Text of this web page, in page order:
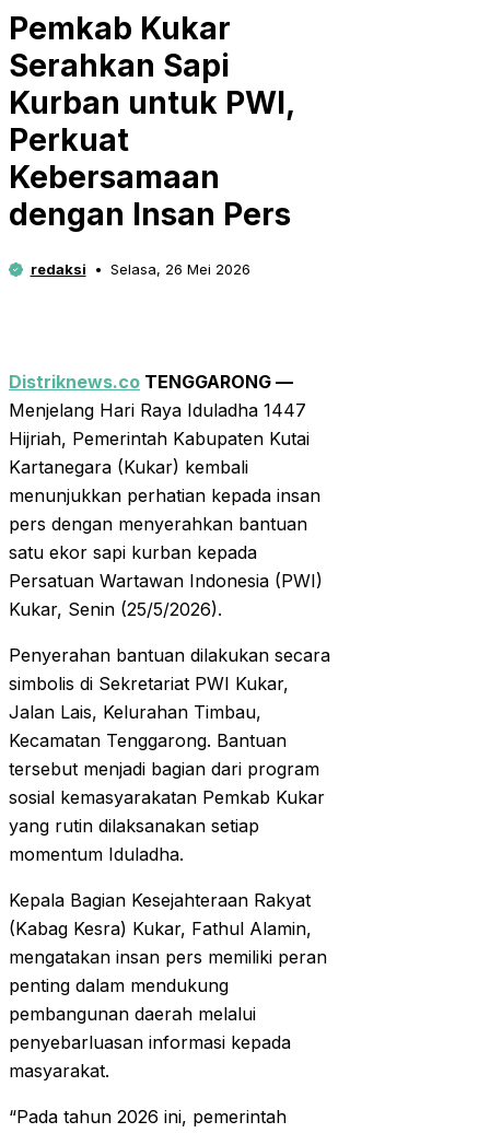
Pemkab Kukar
Serahkan Sapi
Kurban untuk PWI,
Perkuat
Kebersamaan
dengan Insan Pers
redaksi Selasa, 26 Mei 2026
Distriknews.co TENGGARONG —
Menjelang Hari Raya Iduladha 1447
Hijriah, Pemerintah Kabupaten Kutai
Kartanegara (Kukar) kembali
menunjukkan perhatian kepada insan
pers dengan menyerahkan bantuan
satu ekor sapi kurban kepada
Persatuan Wartawan Indonesia (PWI)
Kukar, Senin (25/5/2026).
Penyerahan bantuan dilakukan secara
simbolis di Sekretariat PWI Kukar,
Jalan Lais, Kelurahan Timbau,
Kecamatan Tenggarong. Bantuan
tersebut menjadi bagian dari program
sosial kemasyarakatan Pemkab Kukar
yang rutin dilaksanakan setiap
momentum Iduladha.
Kepala Bagian Kesejahteraan Rakyat
(Kabag Kesra) Kukar, Fathul Alamin,
mengatakan insan pers memiliki peran
penting dalam mendukung
pembangunan daerah melalui
penyebarluasan informasi kepada
masyarakat.
“Pada tahun 2026 ini, pemerintah